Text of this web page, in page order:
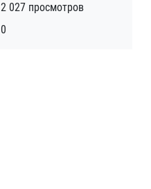
2 027 просмотров
0